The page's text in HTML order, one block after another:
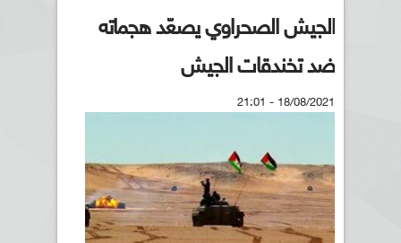
الجيش الصحراوي يصعّد هجماته
ضد تخندقات الجيش
18/08/2021 - 21:01